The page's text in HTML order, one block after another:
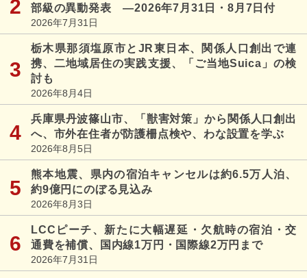
部級の異動発表 ―2026年7月31日・8月7日付
2026年7月31日
栃木県那須塩原市とJR東日本、関係人口創出で連
携、二地域居住の実践支援、「ご当地Suica」の検
討も
2026年8月4日
兵庫県丹波篠山市、「獣害対策」から関係人口創出
へ、市外在住者が防護柵点検や、わな設置を学ぶ
2026年8月5日
熊本地震、県内の宿泊キャンセルは約6.5万人泊、
約9億円にのぼる見込み
2026年8月3日
LCCピーチ、新たに大幅遅延・欠航時の宿泊・交
通費を補償、国内線1万円・国際線2万円まで
2026年7月31日